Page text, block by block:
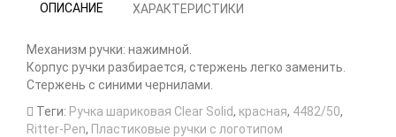
ОПИСАНИЕ ХАРАКТЕРИСТИКИ
Механизм ручки: нажимной.
Корпус ручки разбирается, стержень легко заменить.
Стержень с синими чернилами.
Теги: Ручка шариковая Clear Solid, красная, 4482/50,
Ritter-Pen, Пластиковые ручки с логотипом